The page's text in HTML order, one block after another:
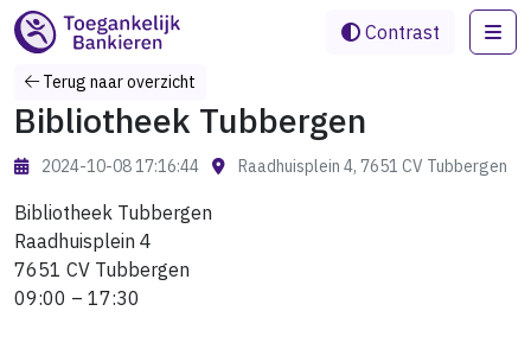
Contrast
Terug naar overzicht
Bibliotheek Tubbergen
2024-10-08 17:16:44 Raadhuisplein 4, 7651 CV Tubbergen
Bibliotheek Tubbergen
Raadhuisplein 4
7651 CV Tubbergen
09:00 – 17:30